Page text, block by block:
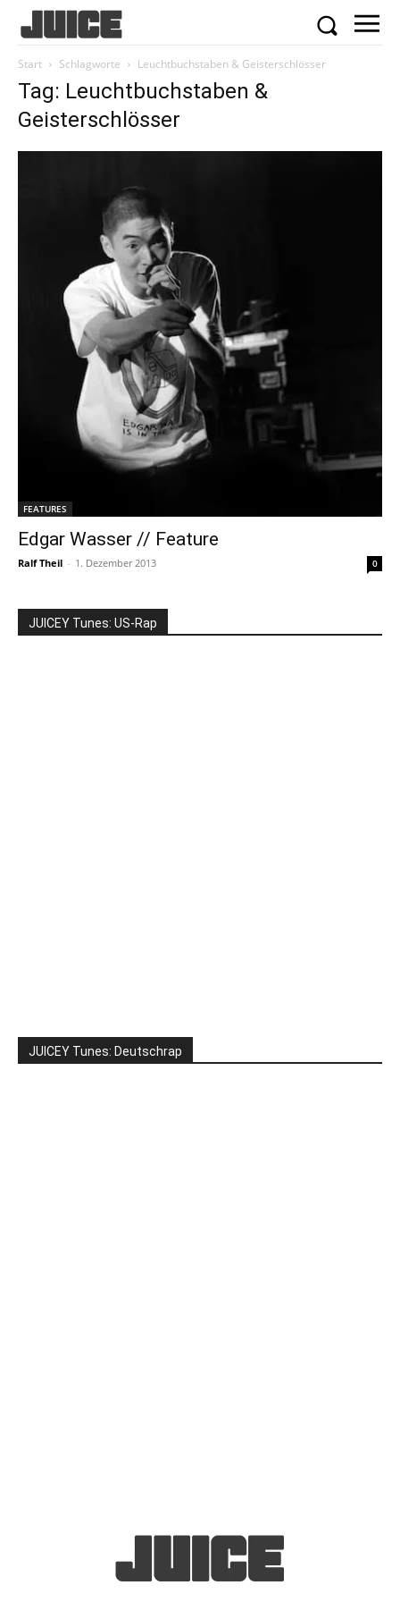
Start Schlagworte Leuchtbuchstaben & Geisterschlösser
Tag: Leuchtbuchstaben &
Geisterschlösser
FEATURES
Edgar Wasser // Feature
Ralf Theil - 1. Dezember 2013 0
JUICEY Tunes: US-Rap
JUICEY Tunes: Deutschrap